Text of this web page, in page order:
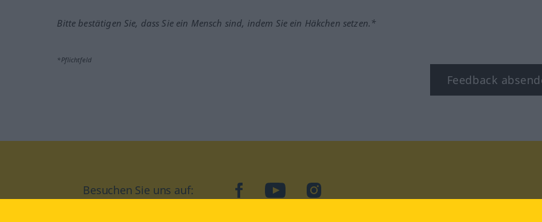
Bitte bestätigen Sie, dass Sie ein Mensch sind, indem Sie ein Häkchen setzen.*
*Pflichtfeld
Feedback
Besuchen Sie uns auf: facebookYouTubeInstagram